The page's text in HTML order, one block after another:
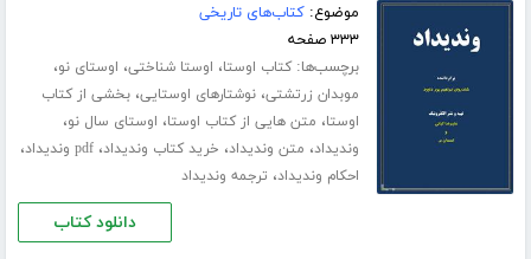
موضوع:کتاب‌های تاریخی
۳۳۳ صفحه
برچسب‌ها:کتاب اوستا، اوستا شناختی، اوستای نو،
موبدان زرتشتی،نوشتارهای اوستایی،بخشی از کتاب
اوستا، متن هایی از کتاب اوستا، اوستای سال نو،
وندیداد، متن وندیداد، خرید کتاب وندیداد،pdf وندیداد ،
احکام وندیداد، ترجمه وندیداد
دانلود کتاب